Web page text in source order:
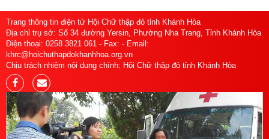
Trang thông tin điện tử Hội Chữ thập đỏ tỉnh Khánh Hòa
Địa chỉ trụ sở: Số 34 đường Yersin, Phường Nha Trang, Tỉnh Khánh Hòa
Điện thoại: 0258 3821 061 - Fax: - Email:
khrc@hoichuthapdokhanhhoa.org.vn
Chịu trách nhiệm nội dung chính: Hội Chữ thập đỏ tỉnh Khánh Hòa